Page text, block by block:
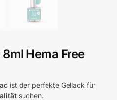
Hema Free
ist der perfekte Gellack für
suchen.